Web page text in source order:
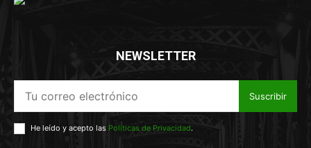
NEWSLETTER
Suscribir
He leído y acepto las Políticas de Privacidad.